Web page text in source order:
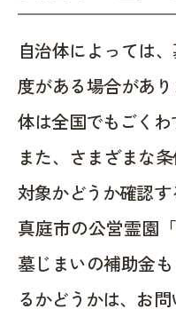
自治体によっては
度がある場合があ
体は全国でもごくわ
また、さまざまな
対象かどうか確認す
真庭市の公営霊園
墓じまいの補助金
るかどうかは、お問